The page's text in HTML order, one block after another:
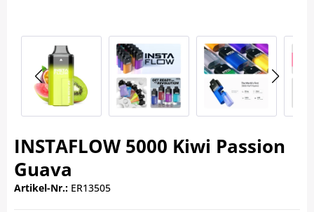
INSTAFLOW 5000 Kiwi Passion
Guava
Artikel-Nr.: ER13505